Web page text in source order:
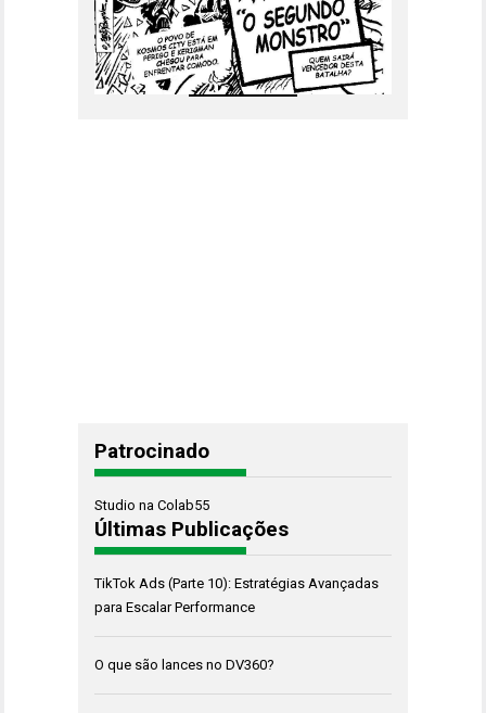
Patrocinado
Studio na Colab55
Últimas Publicações
TikTok Ads (Parte 10): Estratégias Avançadas
para Escalar Performance
O que são lances no DV360?